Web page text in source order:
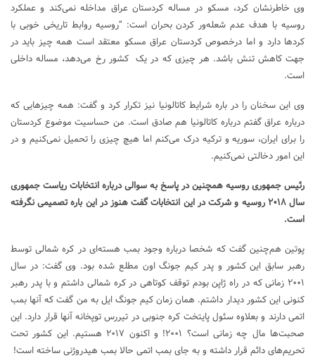
وی خاطرنشان کرد، مسکو در مساله کردستان عراق مداخله نمی‌کند و عملکرد
روسیه با هدف عدم شعله‌ور کردن بحران است: “روسیه روابط تاریخی خوبی با
کردها دارد و اما درخصوص کردستان عراق مسکو معتقد است همه چیز باید در
جهت کاهش تنش باشد. هر چیزی که در یک کشور رخ می‌دهد، مساله داخلی
است.
وی این سخنان را در باره شرایط کاتالونیا نیز تکرار کرد و گفت: همه چیزهایی که
درباره عراق گفتم درباره کاتالونیا هم صادق است. من حساسیت موضوع کردستان
را برای ایران، سوریه و ترکیه درک می‌کنم اما هیچ چیزی را تحمیل نمی‌کنیم و در
این امور دخالتی نمی‌کنیم.
رئیس جمهوری روسیه همچنین در پاسخ به سوالی درباره انتخابات ریاست جمهوری
سال ۲۰۱۸ روسیه و شرکت در این انتخابات گفت هنوز در این باره تصمیمی نگرفته
است.
پوتین هم‌چنین گفت که شخصا درباره وجود بمب هسته‌ای در کره شمالی توسط
رهبر سابق این کشور و پدر کیم جونگ اون مطلع شده بود. وی گفت: در سال
۲۰۰۱ زمانی که در راه ژاپن بودم توقف کوتاهی در کره شمالی داشتم و با پدر رهبر
کنونی این کشور دیدار داشتم. همان زمان کیم جونگ ایل به من گفت که آنها بمب
اتمی دارند و بعلاوه سئول پایتخت کره جنوبی در تیررس توپخانه آنها قرار دارد. این
صحبت‌ها مال چه زمانی است؟ ۲۰۰۱! و اکنون ۲۰۱۷ هستیم. این کشور تحت
تحریم‌های دائم قرار داشته و به جای بمب اتمی حالا بمب هیدروژنی ساخته است!